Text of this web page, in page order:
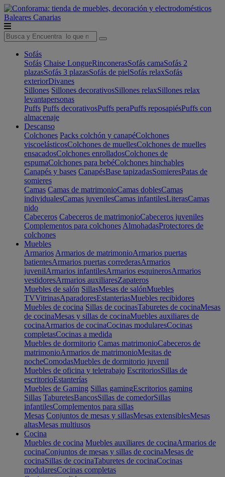
Baleares Canarias
Sofás
Sofás Chaise LongueRinconerasSofás camaSofás 2
plazasSofás 3 plazasSofás de pielSofás relaxSofás
exteriorDivanes
Sillones Sillones decorativosSillones relaxSillones relax
levantapersonas
Puffs Puffs decorativosPuffs peraPuffs reposapiésPuffs con
almacenaje
Descanso
Colchones Packs colchón y canapéColchones
viscoelásticosColchones de muellesColchones de muelles
ensacadosColchones enrolladosColchones de
espumaColchones para bebéColchones hinchables
Canapés y bases CanapésBase tapizadasSomieresPatas de
somieres
Camas Camas de matrimonioCamas doblesCamas
individualesCamas juvenilesCamas infantilesLiterasCamas
nido
Cabeceros Cabeceros de matrimonioCabeceros juveniles
Complementos para colchones AlmohadasProtectores de
colchones
Muebles
Armarios Armarios de matrimonioArmarios puertas
batientesArmarios puertas correderasArmarios
juvenilArmarios infantilesArmarios esquinerosArmarios
vestidoresArmarios auxiliaresZapateros
Muebles de salón SillasMesas de salónMuebles
TVVitrinasAparadoresEstanteriasMuebles recibidores
Muebles de cocina Sillas de cocinasTaburetes de cocinaMesas
de cocinaMesas y sillas de cocinaMuebles auxiliares de
cocinaArmarios de cocinaCocinas modularesCocinas
completasCocinas a medida
Muebles de dormitorio Camas matrimonioCabeceros de
matrimonioArmarios de matrimonioMesitas de
nocheComodasMuebles de dormitorio juvenil
Muebles de oficina y teletrabajo EscritoriosSillas de
escritorioEstanterías
Muebles de Gaming Sillas gamingEscritorios gaming
Sillas TaburetesBancosSillas de comedorSillas
infantilesComplementos para sillas
Mesas Conjuntos de mesas y sillasMesas extensiblesMesas
altasMesas multiusos
Cocina
Muebles de cocina Muebles auxiliares de cocinaArmarios de
cocinaConjuntos de mesas y sillas de cocinaMesas de
cocinaSillas de cocinaTaburetes de cocinaCocinas
modularesCocinas completas